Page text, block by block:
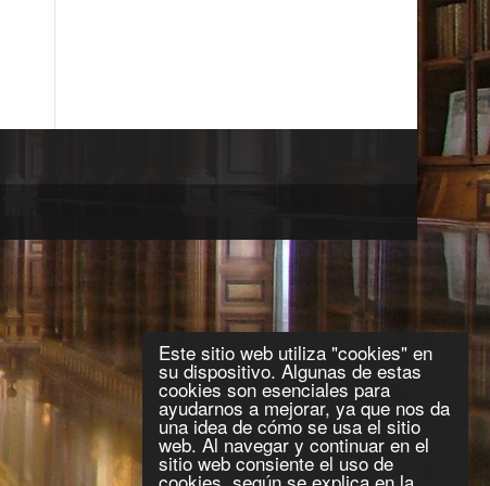
Este sitio web utiliza "cookies" en
su dispositivo. Algunas de estas
cookies son esenciales para
ayudarnos a mejorar, ya que nos da
una idea de cómo se usa el sitio
web. Al navegar y continuar en el
sitio web consiente el uso de